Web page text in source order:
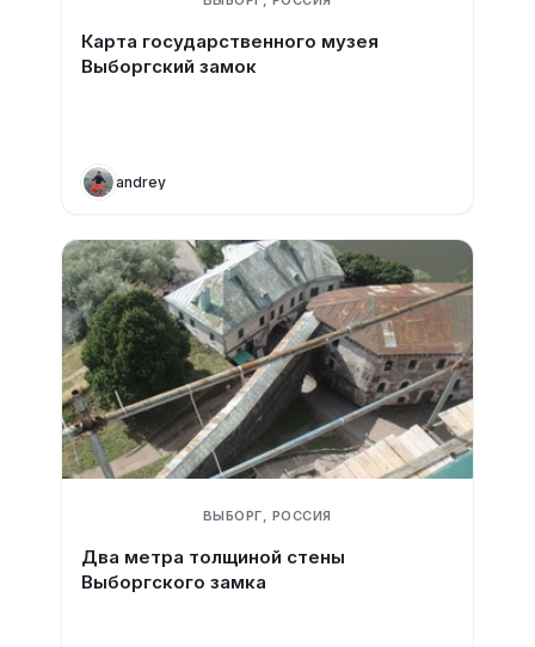
Карта государственного музея
Выборгский замок
andrey
ВЫБОРГ, РОССИЯ
Два метра толщиной стены
Выборгского замка